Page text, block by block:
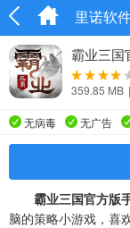
里诺软
霸业三国
359.85 MB |
无病毒 无广告
霸业三国官方版
脑的策略小游戏，喜